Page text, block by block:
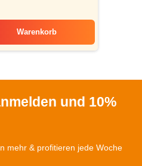
Warenkorb
und 10%
mehr & profitieren jede Woche